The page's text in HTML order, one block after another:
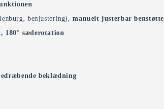
benjustering),manuelt justerbar benstøtte
180° sæderotation
beklædning